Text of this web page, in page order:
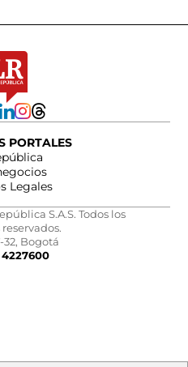
PORTALES
Legales
S.A.S. Todos los
32, Bogotá
4227600